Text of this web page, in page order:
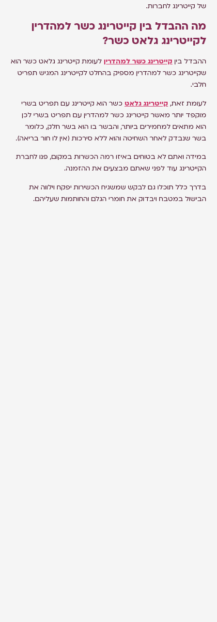
של קייטרינג לחברות.
מה ההבדל בין קייטרינג כשר למהדרין
לקייטרינג גלאט כשר?​
ההבדל בין קייטרינג כשר למהדרין לעומת קייטרינג גלאט כשר הוא
שקייטרינג כשר למהדרין מספיק בהחלט לקייטרינג המגיש תפריט
חלבי.
לעומת זאת, קייטרינג גלאט כשר הוא קייטרינג עם תפריט בשרי
מוקפד יותר מאשר קייטרינג כשר למהדרין עם תפריט בשרי לכן
הוא מתאים למחמירים ביותר, והבשר בו הוא בשר חלק, כלומר
בשר שנבדק לאחר השחיטה והוא ללא סירכות (אין לו חור בריאה).
במידה ואתם לא בטוחים באיזו רמה הכשרות במקום, פנו לחברת
הקייטרינג עוד לפני שאתם מבצעים את ההזמנה.
בדרך כלל תוכלו גם לבקש שמשגיח הכשירות יפקח וילווה את
הבישול במטבח ויבדוק את חומרי הגלם והחותמות שעליהם.